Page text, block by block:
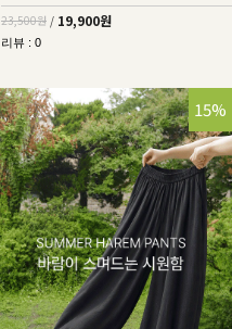
23,500원 / 19,900원
리뷰 : 0
15%